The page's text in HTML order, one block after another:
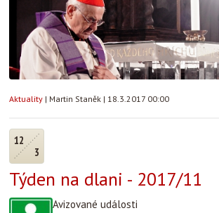
Aktuality | Martin Staněk | 18.3.2017 00:00
12
3
Týden na dlani - 2017/11
Avizované události